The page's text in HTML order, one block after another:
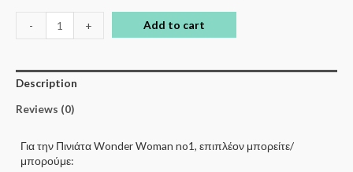
- + Add to cart
Description
Reviews (0)
Για την Πινιάτα Wonder Woman no1, επιπλέον μπορείτε/
μπορούμε: